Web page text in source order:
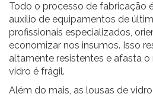
Todo o processo de fabricação
auxílio de equipamentos de
profissionais especializados,
economizar nos insumos. Isso
altamente resistentes e afasta
vidro é frágil.
Além do mais, as lousas de